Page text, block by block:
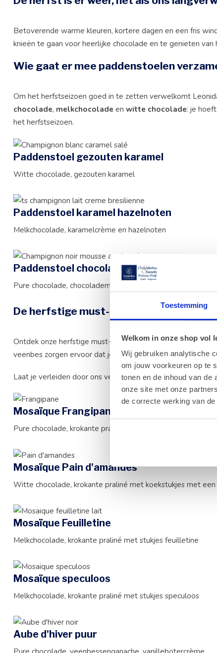
Toestemming
Welkom in onze shop vol
Wij gebruiken analytische
om jouw voorkeuren op te
tonen en de inhoud van de
onze site met onze
de correcte werking van
Betoverende warme kleuren, kortere dagen en een fris
knieën te gaan voor heerlijke chocolade en te genieten van
Wie gaat er mee paddenstoelen
Om het herfstseizoen goed in te zetten verwelkomt
chocolade, melkchocoladeen witte chocolade: je
het herfstseizoen.
Paddenstoel gezouten karamel
Witte chocolade, gezouten karamel
Paddenstoel karamel hazelnoten
Melkchocolade, karamelcrème en hazelnoten
Paddenstoel chocolademousse
Pure chocolade, chocolademousse
De herfstige must-haves zijn er weer!
Ontdek onze herfstige must-haves met verrukkelijke
veenbes zorgen ervoor dat je je duimen en vingers zal
Laat je verleiden door ons verrukkelijk assortiment en smul
Mosaïque Frangipane
Pure chocolade, krokante praliné met Faro-amandelen en
Mosaïque Pain d'amandes
Witte chocolade, krokante praliné met koekstukjes met
Mosaïque Feuilletine
Melkchocolade, krokante praliné met stukjes feuilletine
Mosaïque speculoos
Melkchocolade, krokante praliné met stukjes speculoos
Aube d'hiver puur